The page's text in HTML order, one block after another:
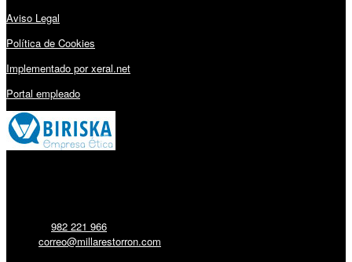
Aviso Legal
Política de Cookies
Implementado por xeral.net
Portal empleado
982 221 966
correo@millarestorron.com